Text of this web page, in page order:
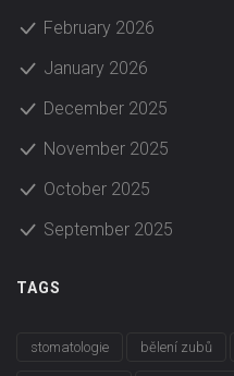
February 2026
January 2026
December 2025
November 2025
October 2025
September 2025
TAGS
stomatologie bělení zubů